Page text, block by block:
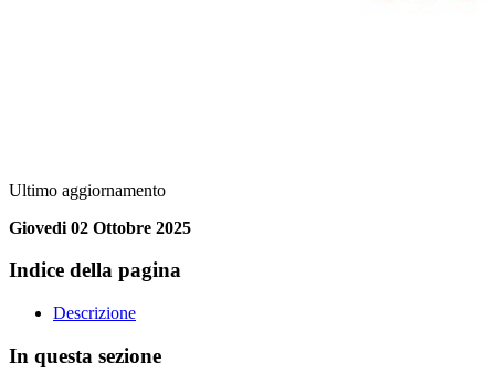
Ultimo aggiornamento
Giovedi 02 Ottobre 2025
Indice della pagina
Descrizione
In questa sezione